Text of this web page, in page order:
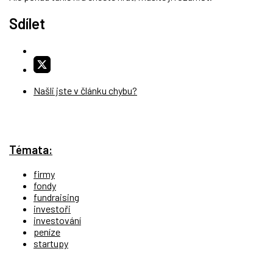
Sdílet
Našli jste v článku chybu?
Témata:
firmy
fondy
fundraising
investoři
investování
peníze
startupy